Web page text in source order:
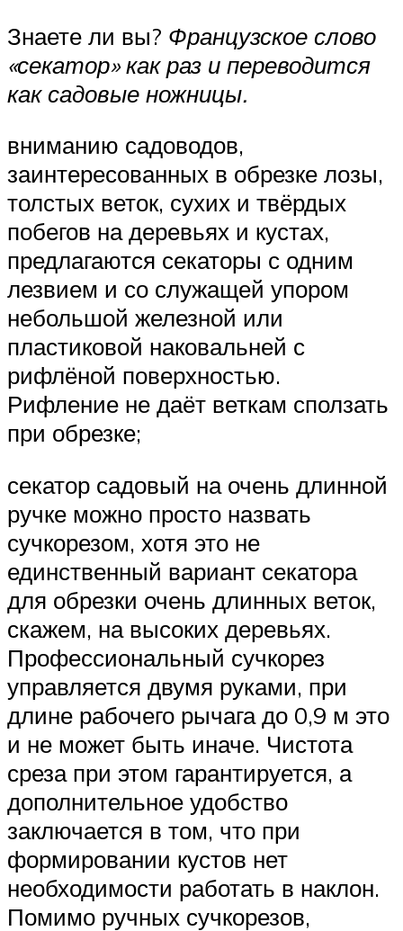
Знаете ли вы? Французское слово
«секатор» как раз и переводится
как садовые ножницы.
вниманию садоводов,
заинтересованных в обрезке лозы,
толстых веток, сухих и твёрдых
побегов на деревьях и кустах,
предлагаются секаторы с одним
лезвием и со служащей упором
небольшой железной или
пластиковой наковальней с
рифлёной поверхностью.
Рифление не даёт веткам сползать
при обрезке;
секатор садовый на очень длинной
ручке можно просто назвать
сучкорезом, хотя это не
единственный вариант секатора
для обрезки очень длинных веток,
скажем, на высоких деревьях.
Профессиональный сучкорез
управляется двумя руками, при
длине рабочего рычага до 0,9 м это
и не может быть иначе. Чистота
среза при этом гарантируется, а
дополнительное удобство
заключается в том, что при
формировании кустов нет
необходимости работать в наклон.
Помимо ручных сучкорезов,